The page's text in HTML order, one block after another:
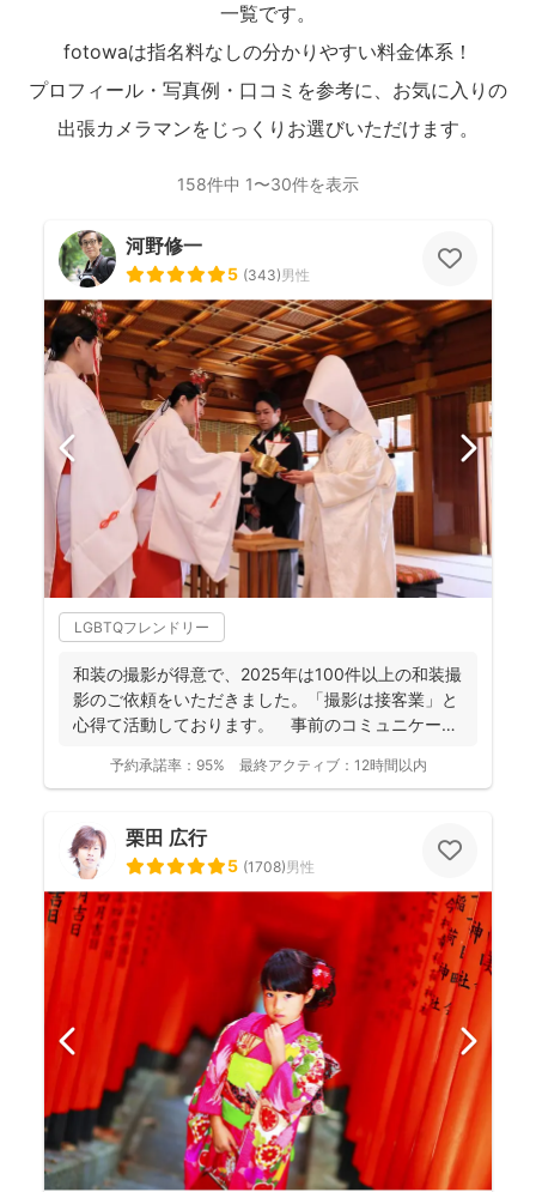
一覧です。
fotowaは指名料なしの分かりやすい料金体系！
プロフィール・写真例・口コミを参考に、お気に入りの
出張カメラマンをじっくりお選びいただけます。
158件中 1〜30件を表示
河野修一
5 (343)男性
LGBTQフレンドリー
和装の撮影が得意で、2025年は100件以上の和装撮
影のご依頼をいただきました。「撮影は接客業」と
心得て活動しております。 事前のコミュニケーシ
予約承諾率： 95% 最終アクティブ： 12時間以内
栗田 広行
5 (1708)男性